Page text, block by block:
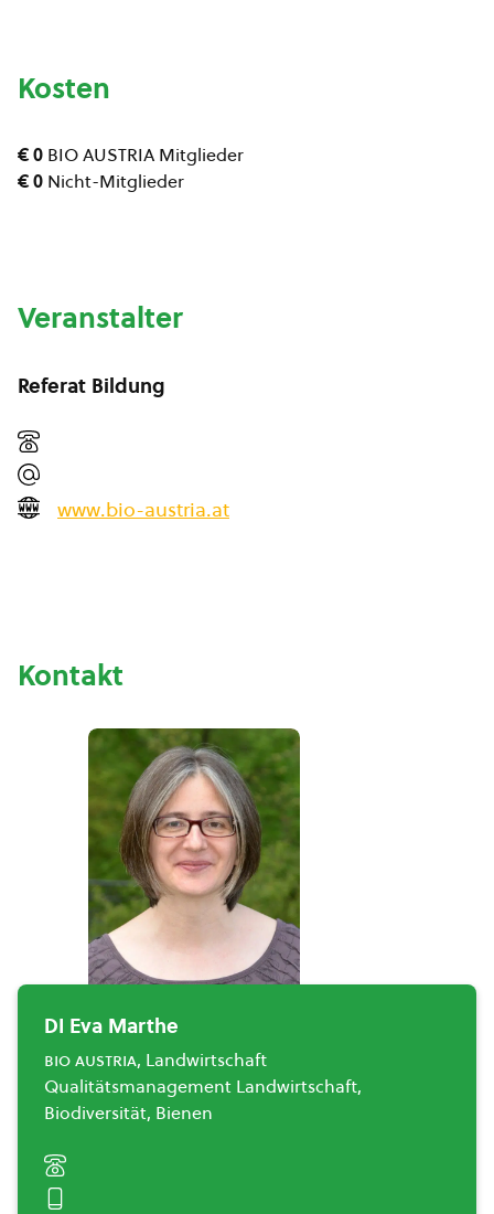
Kosten
€ 0 BIO AUSTRIA Mitglieder
€ 0 Nicht-Mitglieder
Veranstalter
Referat Bildung
www.bio-austria.at
Kontakt
DI Eva Marthe
bio austria, Landwirtschaft
Qualitätsmanagement Landwirtschaft,
Biodiversität, Bienen